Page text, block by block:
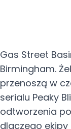
Gas Street
Birmingham.
przenoszą w
serialu Peaky
odtworzenia
dlaczego ekipy